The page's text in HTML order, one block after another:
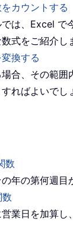
カウントする
は、Excel で
式をご紹介し
換する
合、その範囲
ればよいでし
数
年の第何週目
業日を加算し